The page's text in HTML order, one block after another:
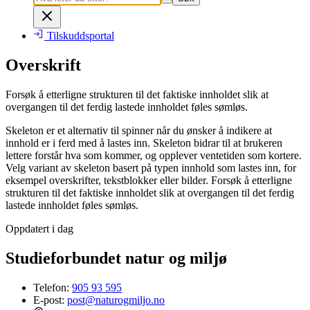
Tilskuddsportal
Overskrift
Forsøk å etterligne strukturen til det faktiske innholdet slik at
overgangen til det ferdig lastede innholdet føles sømløs.
Skeleton er et alternativ til spinner når du ønsker å indikere at
innhold er i ferd med å lastes inn. Skeleton bidrar til at brukeren
lettere forstår hva som kommer, og opplever ventetiden som kortere.
Velg variant av skeleton basert på typen innhold som lastes inn, for
eksempel overskrifter, tekstblokker eller bilder. Forsøk å etterligne
strukturen til det faktiske innholdet slik at overgangen til det ferdig
lastede innholdet føles sømløs.
Oppdatert i dag
Studieforbundet natur og miljø
Telefon: 905 93 595
E-post: post@naturogmiljo.no